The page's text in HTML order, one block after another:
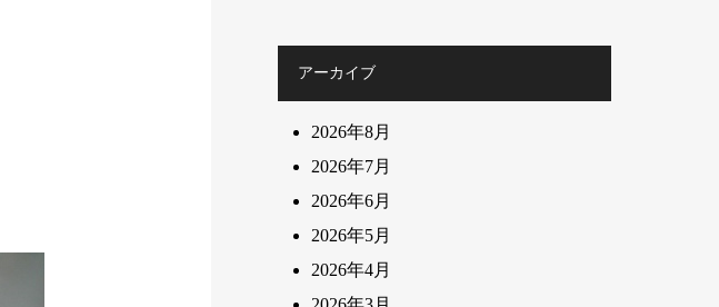
アーカイブ
2026年8月
2026年7月
2026年6月
2026年5月
2026年4月